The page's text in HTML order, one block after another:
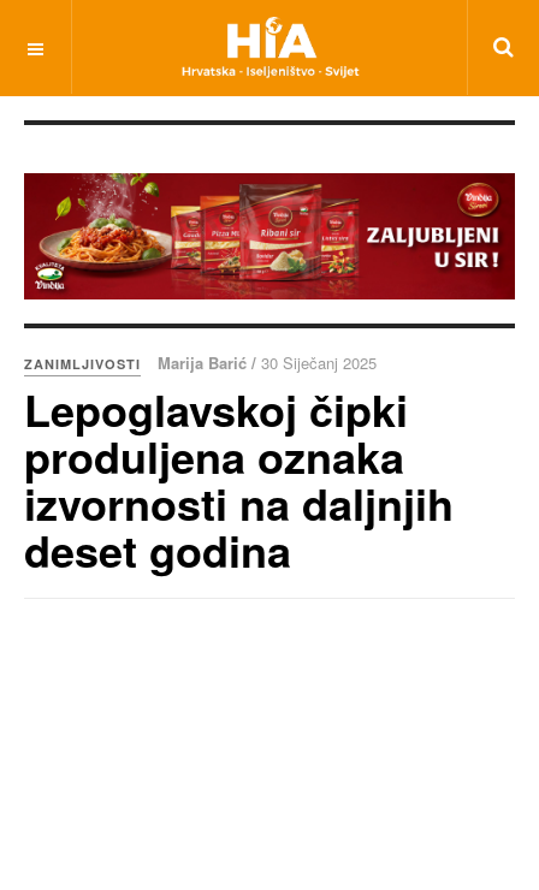
ZANIMLJIVOSTI Marija Barić / 30 Siječanj 2025
Lepoglavskoj čipki
produljena oznaka
izvornosti na daljnjih
deset godina